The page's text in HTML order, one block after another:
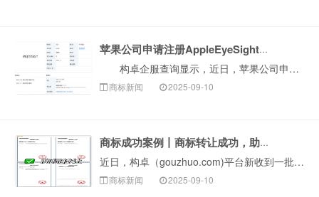
苹果公司申请注册AppleEyeSight商标
构卓企服查询显示，近日，苹果公司申请注册一枚“APPLE EYESIGHT”商标，国际分类为科学仪器，当前商标状态为等待实质审查。 公开信息显示···
商标新闻 2025-09-10
商标成功案例丨商标转让成功，助力企业快速获品牌资产
近日，构卓（gouzhuo.com)平台新收到一批国家知识产权局商标局下发的《商标转让证明》，成功促成数十件优质商标完成转让。这些成功转让的商标资源涵···
商标新闻 2025-09-10